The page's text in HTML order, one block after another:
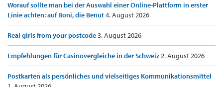
Worauf sollte man bei der Auswahl einer Online-Plattform in erster
Linie achten: auf Boni, die Benut4. August 2026
Real girls from your postcode3. August 2026
Empfehlungen für Casinovergleiche in der Schweiz2. August 2026
Postkarten als persönliches und vielseitiges Kommunikationsmittel